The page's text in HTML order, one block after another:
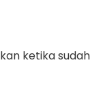
ketika sudah